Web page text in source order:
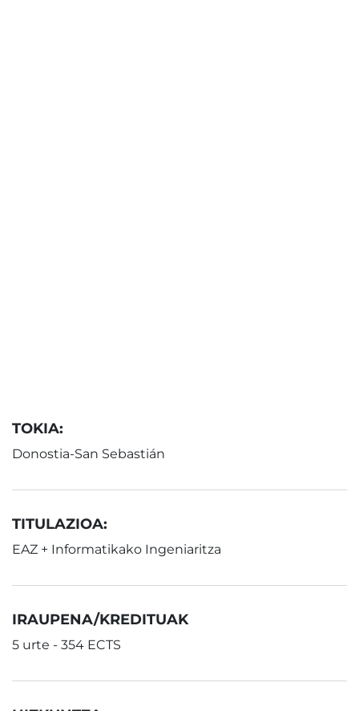
TOKIA:
Donostia-San Sebastián
TITULAZIOA:
EAZ + Informatikako Ingeniaritza
IRAUPENA/KREDITUAK
5 urte - 354 ECTS